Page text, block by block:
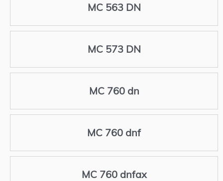
MC 563 DN
MC 573 DN
MC 760 dn
MC 760 dnf
MC 760 dnfax